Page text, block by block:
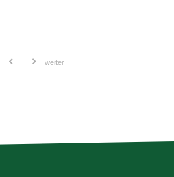
weiter